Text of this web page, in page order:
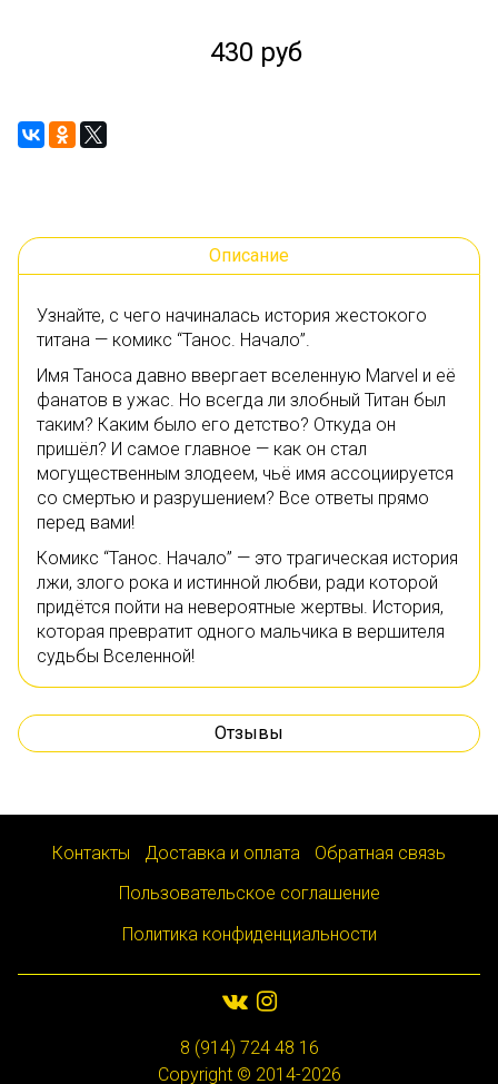
430 руб
Описание
Узнайте, с чего начиналась история жестокого
титана — комикс “Танос. Начало”.
Имя Таноса давно ввергает вселенную Marvel и её
фанатов в ужас. Но всегда ли злобный Титан был
таким? Каким было его детство? Откуда он
пришёл? И самое главное — как он стал
могущественным злодеем, чьё имя ассоциируется
со смертью и разрушением? Все ответы прямо
перед вами!
Комикс “Танос. Начало” — это трагическая история
лжи, злого рока и истинной любви, ради которой
придётся пойти на невероятные жертвы. История,
которая превратит одного мальчика в вершителя
судьбы Вселенной!
Отзывы
Контакты Доставка и оплата
Обратная связь
Пользовательское соглашение
Политика конфиденциальности
8 (914) 724 48 16
Copyright © 2014-2026